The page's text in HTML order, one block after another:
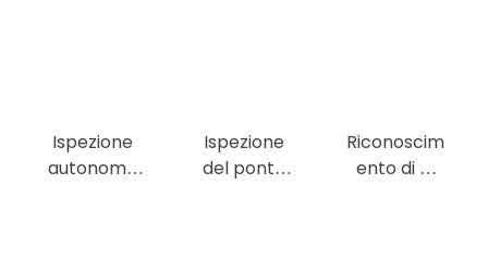
Ispezione
autonoma
Ispezione
del ponte
Riconoscim
ento di AI